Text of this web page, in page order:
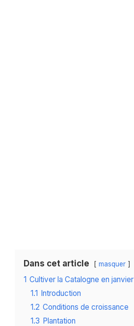
Dans cet article masquer
1 Cultiver la Catalogne en janvier
1.1 Introduction
1.2 Conditions de croissance
1.3 Plantation